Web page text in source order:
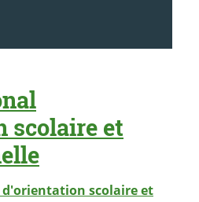
scolaire et
scolaire et